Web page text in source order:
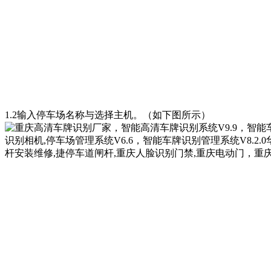
1.2输入停车场名称与选择主机。（如下图所示）